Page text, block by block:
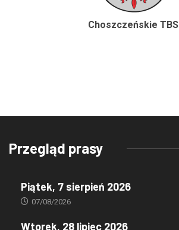
Choszczeńskie TBS
Przegląd prasy
Piątek, 7 sierpień 2026
07/08/2026
Wtorek, 28 lipiec 2026